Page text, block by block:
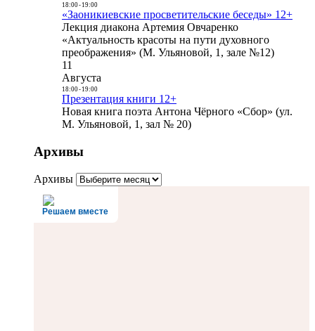
18:00- 19:00
«Заоникиевские просветительские беседы» 12+
Лекция диакона Артемия Овчаренко
«Актуальность красоты на пути духовного
преображения» (М. Ульяновой, 1, зале №12)
11
Августа
18:00- 19:00
Презентация книги 12+
Новая книга поэта Антона Чёрного «Сбор» (ул.
М. Ульяновой, 1, зал № 20)
Архивы
Архивы
Решаем вместе